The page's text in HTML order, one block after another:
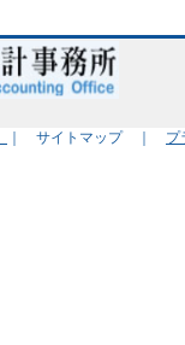
｜ サイトマップ ｜ プ